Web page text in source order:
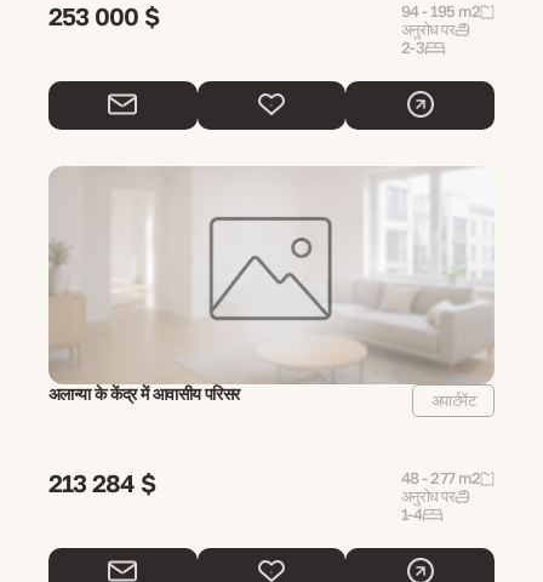
253 000 $
94 - 195 m2
अनुरोध पर
2-3
अलान्या के केंद्र में आवासीय परिसर अपार्टमेंट
213 284 $
48 - 277 m2
अनुरोध पर
1-4